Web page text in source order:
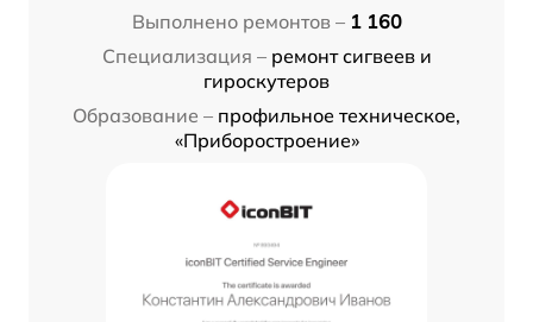
Выполнено ремонтов – 1 160
Специализация – ремонт сигвеев и
гироскутеров
Образование – профильное техническое,
«Приборостроение»